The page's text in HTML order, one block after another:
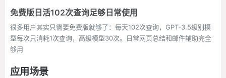
免费版日活102次查询足够日常使用
很多用户其实只需要免费版就够了：每天102次查询，GPT-3.5级别模
型每次只消耗1次查询，高级模型30次。日常网页总结和邮件辅助完全
够用
应用场景